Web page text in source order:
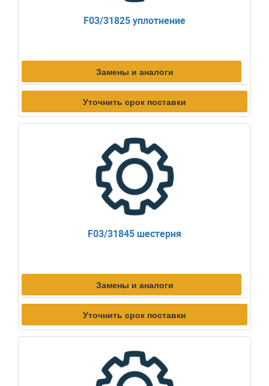
F03/31825 уплотнение
Замены и аналоги
Уточнить срок поставки
F03/31845 шестерня
Замены и аналоги
Уточнить срок поставки